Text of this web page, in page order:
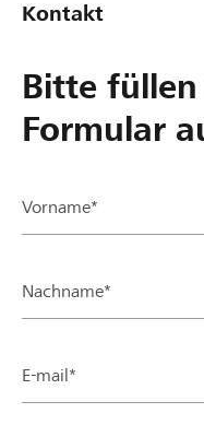
Kontakt
Bitte füllen
Formular
Vorname*
Nachname*
E-mail*